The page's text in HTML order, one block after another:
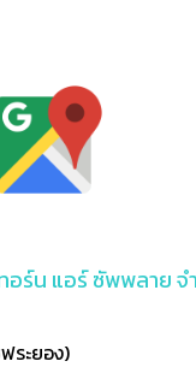
อร์น แอร์ ซัพพลาย จ
ระยอง)